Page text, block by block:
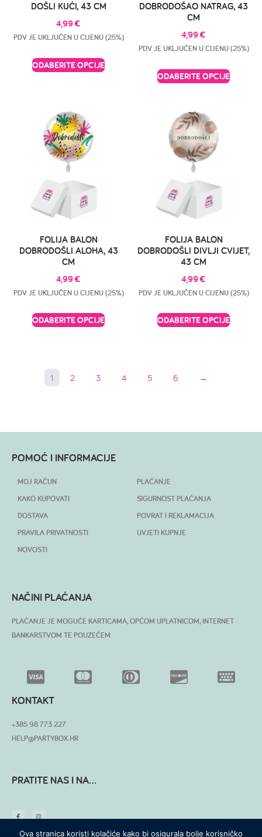
DOŠLI KUĆI, 43 CM
4,99€
PDV JE UKLJUČEN U CIJENU (25%)
ODABERITE OPCIJE
DOBRODOŠAO NATRAG, 43
CM
4,99€
PDV JE UKLJUČEN U CIJENU (25%)
ODABERITE OPCIJE
FOLIJA BALON
DOBRODOŠLI ALOHA, 43
CM
4,99€
PDV JE UKLJUČEN U CIJENU (25%)
ODABERITE OPCIJE
FOLIJA BALON
DOBRODOŠLI DIVLJI CVIJET,
43 CM
4,99€
PDV JE UKLJUČEN U CIJENU (25%)
ODABERITE OPCIJE
1 2 3 4 5 6 →
POMOĆ I INFORMACIJE
MOJ RAČUN
KAKO KUPOVATI
DOSTAVA
PRAVILA PRIVATNOSTI
NOVOSTI
PLAĆANJE
SIGURNOST PLAĆANJA
POVRAT I REKLAMACIJA
UVJETI KUPNJE
NAČINI PLAĆANJA
PLAĆANJE JE MOGUĆE KARTICAMA, OPĆOM UPLATNICOM, INTERNET
BANKARSTVOM TE POUZEĆEM
KONTAKT
+385 98 773 227
HELP@PARTYBOX.HR
PRATITE NAS I NA...
Ova stranica koristi kolačiće kako bi osigurala bolje korisničko